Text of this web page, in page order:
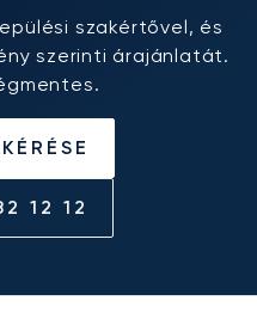
szakértővel, és
szerinti árajánlatát.
12 12